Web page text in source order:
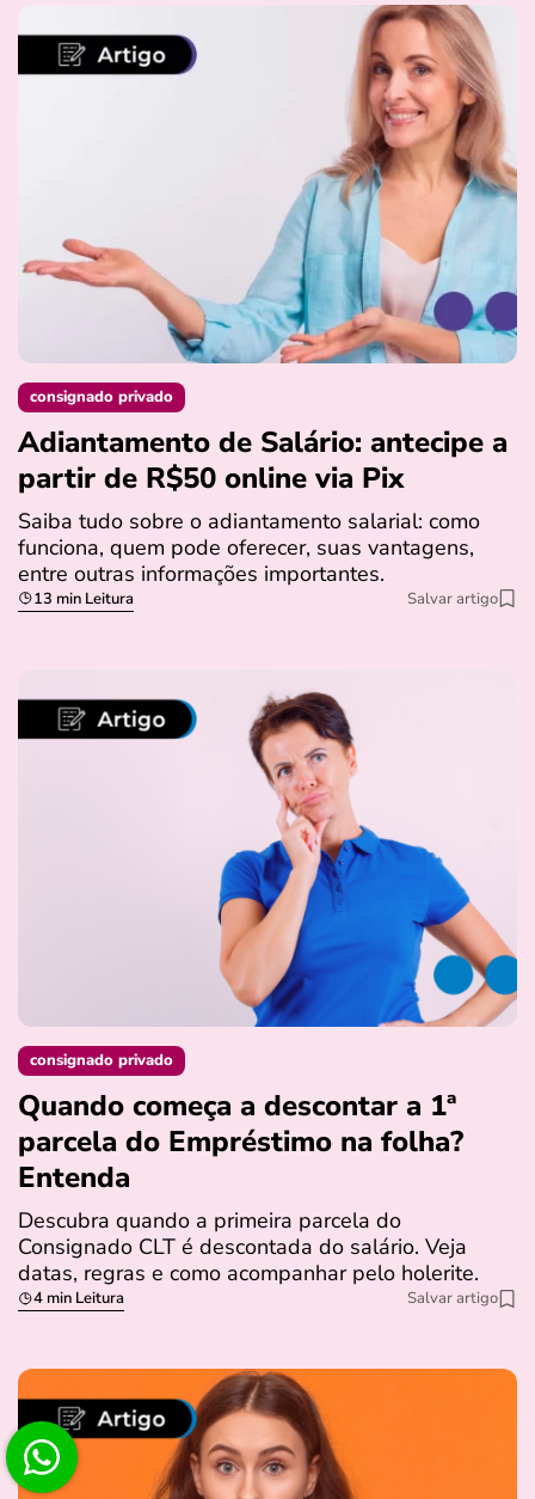
consignado privado
Adiantamento de Salário: antecipe a
partir de R$50 online via Pix
Saiba tudo sobre o adiantamento salarial: como
funciona, quem pode oferecer, suas vantagens,
entre outras informações importantes.
13 min Leitura Salvar artigo
consignado privado
Quando começa a descontar a 1ª
parcela do Empréstimo na folha?
Entenda
Descubra quando a primeira parcela do
Consignado CLT é descontada do salário. Veja
datas, regras e como acompanhar pelo holerite.
4 min Leitura Salvar artigo